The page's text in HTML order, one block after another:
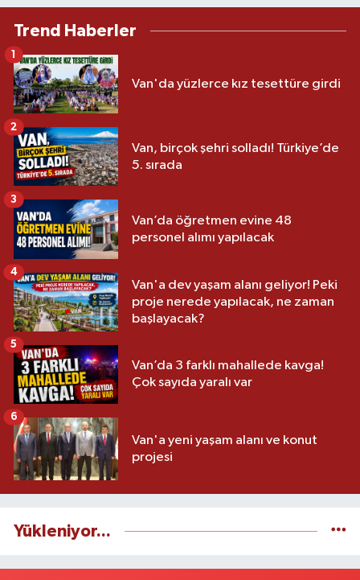
Trend Haberler
Van'da yüzlerce kız tesettüre girdi
1
Van, birçok şehri solladı! Türkiye’de
5. sırada
2
Van’da öğretmen evine 48
personel alımı yapılacak
3
Van'a dev yaşam alanı geliyor! Peki
proje nerede yapılacak, ne zaman
başlayacak?
4
Van’da 3 farklı mahallede kavga!
Çok sayıda yaralı var
5
Van'a yeni yaşam alanı ve konut
projesi
6
Yükleniyor...